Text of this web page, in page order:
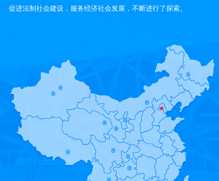
促进法制社会建设，服务经济社会发展，不断进行了探索。